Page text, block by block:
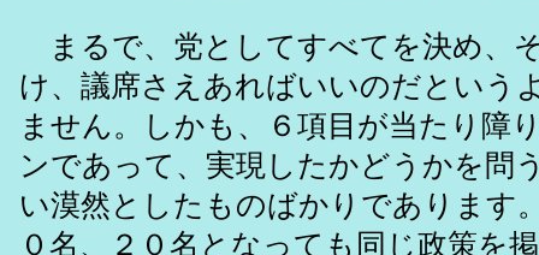
まるで、党としてすべてを決め、
け、議席さえあればいいのだという
ません。しかも、６項目が当たり障
ンであって、実現したかどうかを問
い漠然としたものばかりであります
０名、２０名となっても同じ政策を